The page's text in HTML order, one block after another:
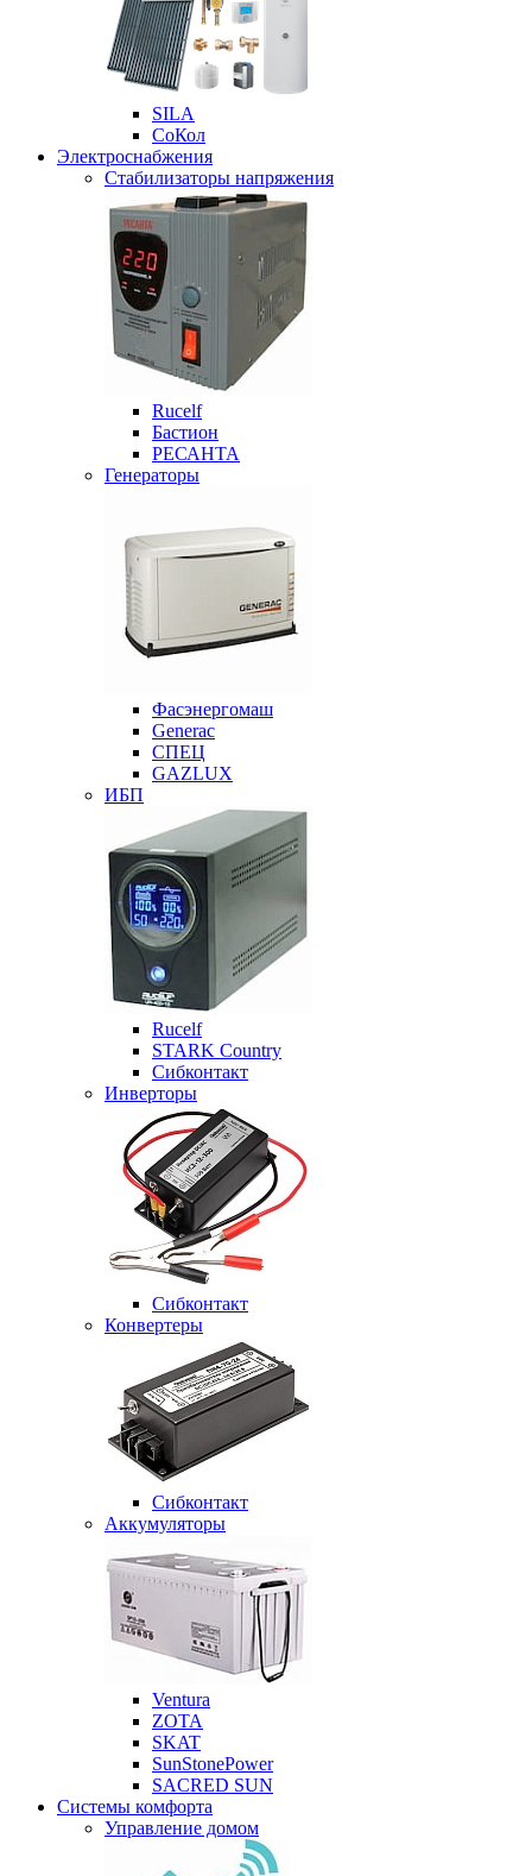
SILA
СоКол
Электроснабжения
Стабилизаторы напряжения
Rucelf
Бастион
РЕСАНТА
Генераторы
Фасэнергомаш
Generac
СПЕЦ
GAZLUX
ИБП
Rucelf
STARK Country
Сибконтакт
Инверторы
Сибконтакт
Конвертеры
Сибконтакт
Аккумуляторы
Ventura
ZOTA
SKAT
SunStonePower
SACRED SUN
Системы комфорта
Управление домом